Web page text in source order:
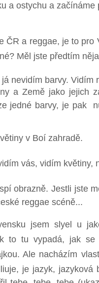
a ostychu a
ČR a reggae, je to
Měl jste předtím
nevidím barvy. Vidím
a Země jako jejich
jedné barvy, je pak
v Boí zahradě.
vás, vidím květiny,
obrazně. Jestli jste
reggae scéně...
jsem slyel u
to tu vypadá, jak
Ale nacházím
je jazyk, jazyková